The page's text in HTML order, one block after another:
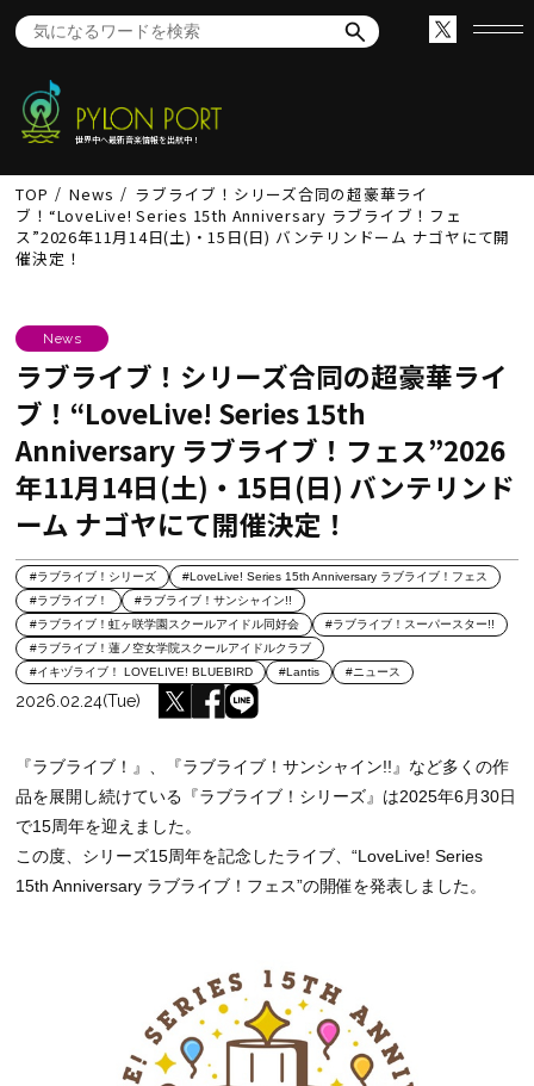
世界中へ最新音楽情報を出航中！
TOP News
ラブライブ！シリーズ合同の超豪華ライ
ブ！“LoveLive! Series 15th Anniversary ラブライブ！フェ
ス”2026年11月14日(土)・15日(日) バンテリンドーム ナゴヤにて開
催決定！
News
ラブライブ！シリーズ合同の超豪華ライ
ブ！“LoveLive! Series 15th
Anniversary ラブライブ！フェス”2026
年11月14日(土)・15日(日) バンテリンド
ーム ナゴヤにて開催決定！
#ラブライブ！シリーズ
#LoveLive! Series 15th Anniversary ラブライブ！フェス
#ラブライブ！
#ラブライブ！サンシャイン!!
#ラブライブ！虹ヶ咲学園スクールアイドル同好会
#ラブライブ！スーパースター!!
#ラブライブ！蓮ノ空女学院スクールアイドルクラブ
#イキヅライブ！ LOVELIVE! BLUEBIRD
#Lantis #ニュース
2026.02.24(Tue)
『ラブライブ！』、『ラブライブ！サンシャイン!!』など多くの作
品を展開し続けている『ラブライブ！シリーズ』は2025年6月30日
で15周年を迎えました。
この度、シリーズ15周年を記念したライブ、“LoveLive! Series
15th Anniversary ラブライブ！フェス”の開催を発表しました。